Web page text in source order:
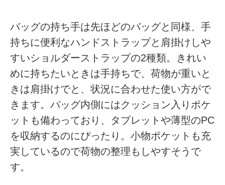
バッグの持ち手は先ほどのバッグと同様、手
持ちに便利なハンドストラップと肩掛けしや
すいショルダーストラップの2種類。きれい
めに持ちたいときは手持ちで、荷物が重いと
きは肩掛けでと、状況に合わせた使い方がで
きます。バッグ内側にはクッション入りポケ
ットも備わっており、タブレットや薄型のPC
を収納するのにぴったり。小物ポケットも充
実しているので荷物の整理もしやすそうで
す。